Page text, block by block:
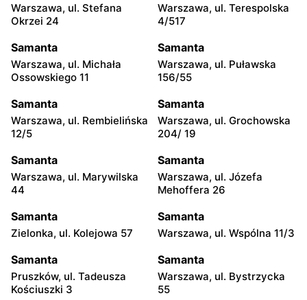
Warszawa, ul. Stefana
Okrzei 24
Warszawa, ul. Terespolska
4/517
Samanta
Warszawa, ul. Michała
Ossowskiego 11
Samanta
Warszawa, ul. Puławska
156/55
Samanta
Warszawa, ul. Rembielińska
12/5
Samanta
Warszawa, ul. Grochowska
204/ 19
Samanta
Warszawa, ul. Marywilska
44
Samanta
Warszawa, ul. Józefa
Mehoffera 26
Samanta
Zielonka, ul. Kolejowa 57
Samanta
Warszawa, ul. Wspólna 11/3
Samanta
Pruszków, ul. Tadeusza
Kościuszki 3
Samanta
Warszawa, ul. Bystrzycka
55